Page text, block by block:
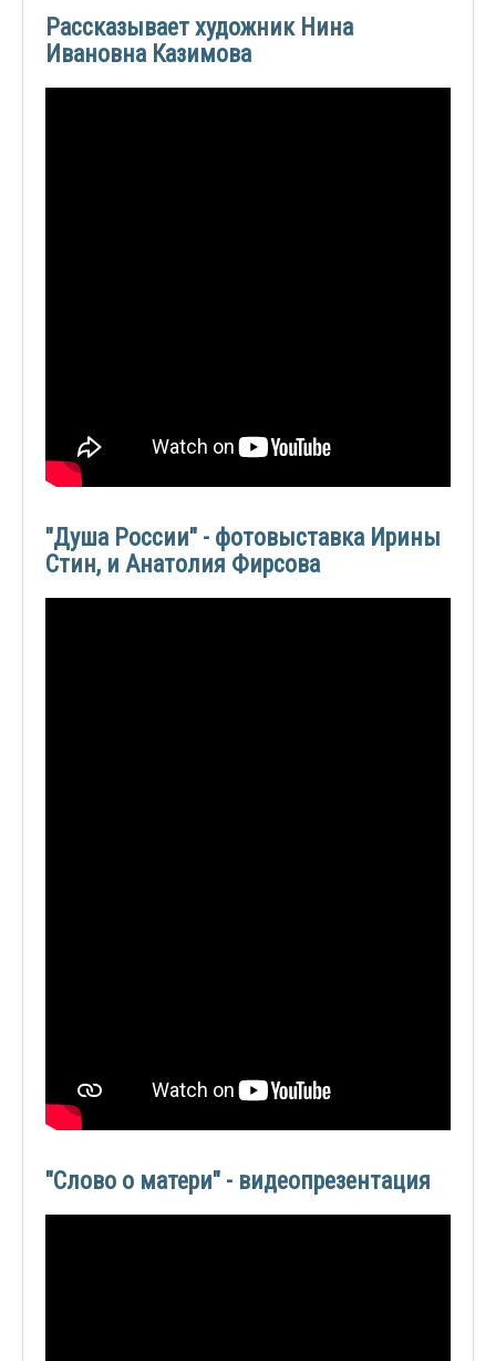
Рассказывает художник Нина
Ивановна Казимова
"Душа России" - фотовыставка Ирины
Стин, и Анатолия Фирсова
"Слово о матери" - видеопрезентация